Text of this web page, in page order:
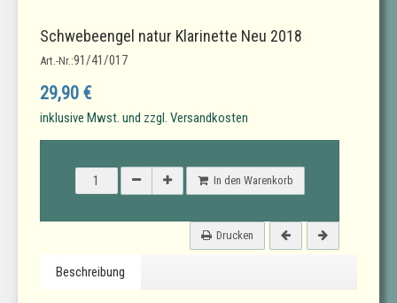
Schwebeengel natur Klarinette Neu 2018
Art.-Nr.:91/41/017
29,90 €
inklusive Mwst. und zzgl. Versandkosten
In den Warenkorb
Drucken
Beschreibung